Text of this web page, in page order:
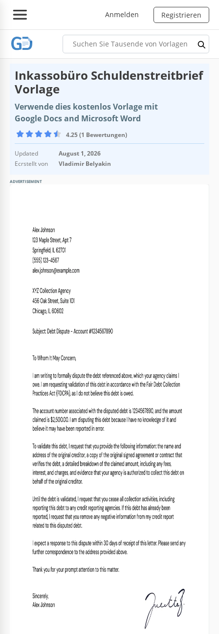
Anmelden Registrieren
Inkassobüro Schuldenstreitbrief
Vorlage
Verwende dies kostenlos Vorlage mit
Google Docs and Microsoft Word
4.25 (1 Bewertungen)
Updated
August 1, 2026
Ecrstellt von
Vladimir Belyakin
ADVERTISEMENT